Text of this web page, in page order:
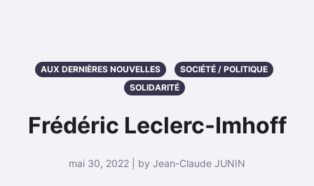
AUX DERNIÈRES NOUVELLES
SOCIÉTÉ / POLITIQUE
SOLIDARITÉ
Frédéric Leclerc-Imhoff
mai 30, 2022 | by Jean-Claude JUNIN